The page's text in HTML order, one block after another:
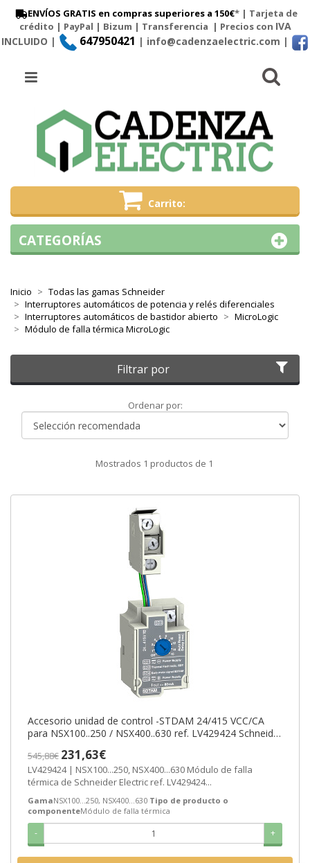
ENVÍOS GRATIS en compras superiores a 150€* | Tarjeta de
crédito | PayPal | Bizum | Transferencia | Precios con IVA
INCLUIDO |
647950421 | info@cadenzaelectric.com |
Carrito
Menú
Inicio
Todas las gamas Schneider
Interruptores automáticos de potencia y relés diferenciales
Interruptores automáticos de bastidor abierto
MicroLogic
Módulo de falla térmica MicroLogic
Filtrar por
Ordenar por:Ordenar
Mostrados 1 productos de 1
Accesorio unidad de control -STDAM 24/415 VCC/CA
para NSX100..250 / NSX400..630 ref. LV429424 Schneider
545,88€ 231,63€
LV429424 | NSX100...250, NSX400...630 Módulo de falla
térmica de Schneider Electric ref. LV429424...
GamaNSX100...250, NSX400...630 Tipo de producto o
componenteMódulo de falla térmica
- +
CATEGORÍAS